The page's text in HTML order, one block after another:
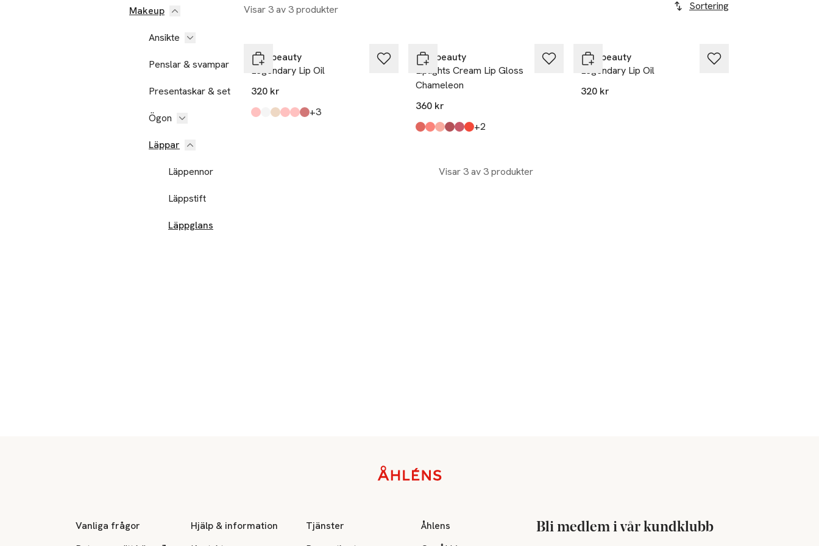
Makeup
Ansikte
Penslar & svampar
Presentaskar & set
Ögon
Läppar
Läppennor
Läppstift
Läppglans
Visar 3 av 3 produkter Sortering
rms beauty
Legendary Lip Oil
320 kr
Produkten finns i färgerna:
Chameleon,
Adrianna,
Amber,
Lucia,
Karolina,
Lily +3till
rms beauty
Liplights Cream Lip Gloss
Chameleon
360 kr
Produkten finns i färgerna:
Crush,
Bare,
Chameleon,
Rumor,
Rhythm,
Babette, +2
rms beauty
Legendary Lip Oil
320 kr
Visar 3 av 3 produkter
Vanliga frågor
Hjälp & information
Tjänster
Åhlens
Bli medlem i vår kundklubb